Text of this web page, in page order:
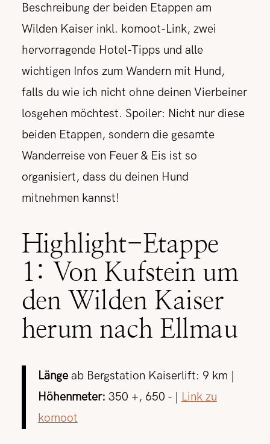
Beschreibung der beiden Etappen am
Wilden Kaiser inkl. komoot-Link, zwei
hervorragende Hotel-Tipps und alle
wichtigen Infos zum Wandern mit Hund,
falls du wie ich nicht ohne deinen Vierbeiner
losgehen möchtest. Spoiler: Nicht nur diese
beiden Etappen, sondern die gesamte
Wanderreise von Feuer & Eis ist so
organisiert, dass du deinen Hund
mitnehmen kannst!
Highlight-Etappe
1: Von Kufstein um
den Wilden Kaiser
herum nach Ellmau
Länge ab Bergstation Kaiserlift: 9 km |
Höhenmeter: 350 +, 650 - | Link zu
komoot